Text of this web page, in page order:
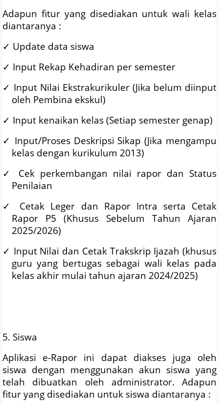
Adapun fitur yang disediakan untuk wali kelas
diantaranya :
✓ Update data siswa
✓ Input Rekap Kehadiran per semester
✓ Input Nilai Ekstrakurikuler (Jika belum diinput
oleh Pembina ekskul)
✓ Input kenaikan kelas (Setiap semester genap)
✓ Input/Proses Deskripsi Sikap (Jika mengampu
kelas dengan kurikulum 2013)
✓
Cek perkembangan nilai rapor dan Status
Penilaian
✓
Cetak Leger dan Rapor Intra serta Cetak
Rapor P5 (Khusus Sebelum Tahun Ajaran
2025/2026)
✓ Input Nilai dan Cetak Trakskrip Ijazah (khusus
guru yang bertugas sebagai wali kelas pada
kelas akhir mulai tahun ajaran 2024/2025)
5. Siswa
Aplikasi e-Rapor ini dapat diakses juga oleh
siswa dengan menggunakan akun siswa yang
telah dibuatkan oleh administrator. Adapun
fitur yang disediakan untuk siswa diantaranya :